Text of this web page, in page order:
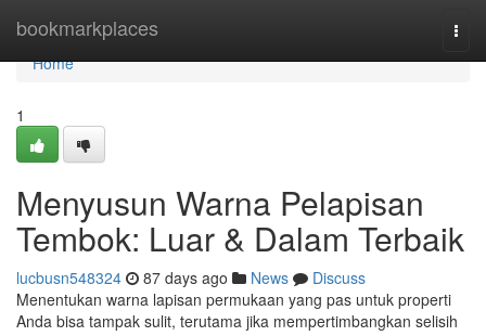
bookmarkplaces
Home
Home
1
Menyusun Warna Pelapisan
Tembok: Luar & Dalam Terbaik
lucbusn548324 87 days ago News
Discuss
Menentukan warna lapisan permukaan yang pas untuk properti
Anda bisa tampak sulit, terutama jika mempertimbangkan selisih